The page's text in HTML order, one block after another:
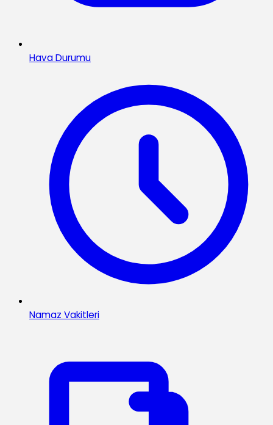
Hava Durumu
Namaz Vakitleri